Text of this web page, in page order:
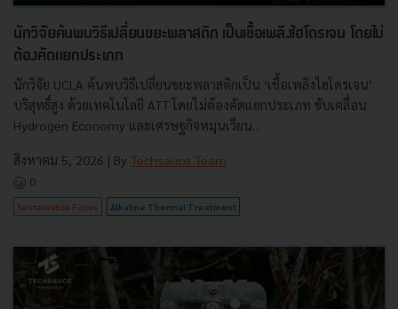
นักวิจัยค้นพบวิธีเปลี่ยนขยะพลาสติก เป็นเชื้อเพลิงไฮโดรเจน โดยไม่
ต้องคัดแยกประเภท
นักวิจัย UCLA ค้นพบวิธีเปลี่ยนขยะพลาสติกเป็น ‘เชื้อเพลิงไฮโดรเจน’
บริสุทธิ์สูง ด้วยเทคโนโลยี ATT โดยไม่ต้องคัดแยกประเภท ขับเคลื่อน
Hydrogen Economy และเศรษฐกิจหมุนเวียน...
สิงหาคม 5, 2026 | By Techsauce Team
0
Sustainable Focus Alkaline Thermal Treatment